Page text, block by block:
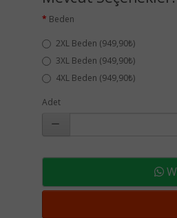
Beden
2XL Beden (949,90₺)
3XL Beden (949,90₺)
4XL Beden (949,90₺)
Adet